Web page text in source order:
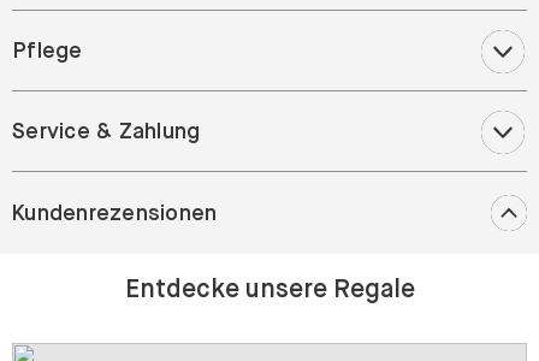
Pflege
Service & Zahlung
Kundenrezensionen
Entdecke unsere Regale